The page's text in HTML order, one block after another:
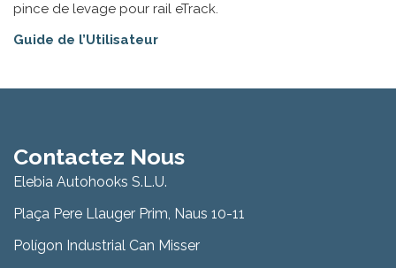
pince de levage pour rail eTrack.
Guide de l’Utilisateur
Contactez Nous
Elebia Autohooks S.L.U.
Plaça Pere Llauger Prim, Naus 10-11
Polígon Industrial Can Misser